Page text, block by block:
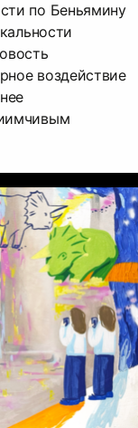
по Беньямину
воздействие